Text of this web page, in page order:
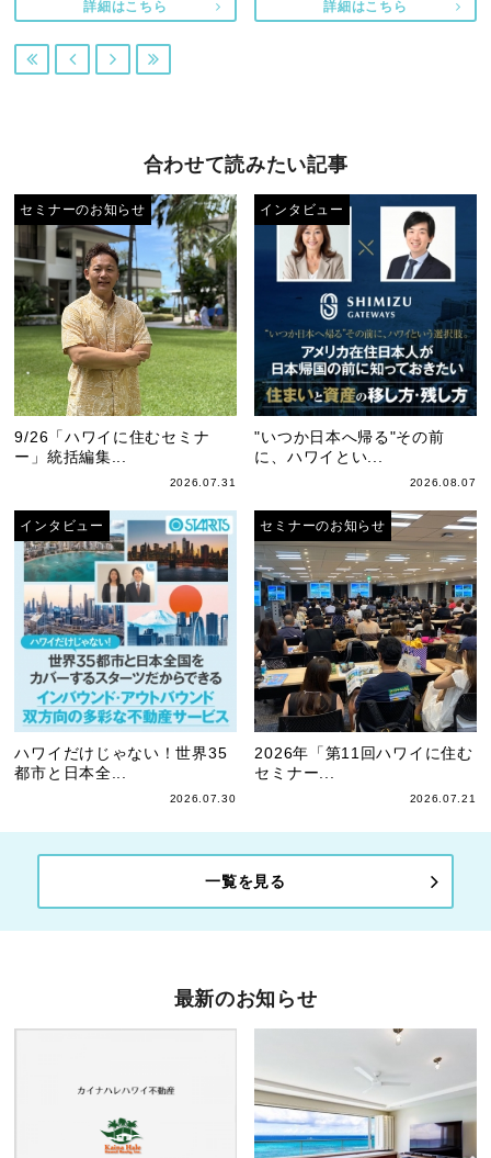
詳細はこちら 詳細はこちら
   
合わせて読みたい記事
セミナーのお知らせ
9/26「ハワイに住むセミナ
ー」統括編集...
2026.07.31
インタビュー
"いつか日本へ帰る"その前
に、ハワイとい...
2026.08.07
インタビュー
ハワイだけじゃない！世界35
都市と日本全...
2026.07.30
セミナーのお知らせ
2026年「第11回ハワイに住む
セミナー...
2026.07.21
一覧を見る
最新のお知らせ